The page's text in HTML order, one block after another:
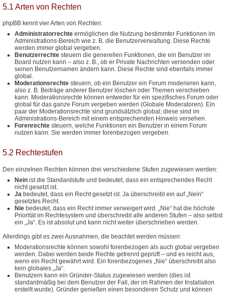
5.1 Arten von Rechten
phpBB kennt vier Arten von Rechten:
Administratorrechte ermöglichen die Nutzung bestimmter Funktionen im
Administrations-Bereich wie z. B. die Benutzerverwaltung. Diese Rechte
werden immer global vergeben.
Benutzerrechte steuern die generellen Funktionen, die ein Benutzer im
Board nutzen kann – also z. B., ob er Private Nachrichten versenden oder
seinen Benutzernamen ändern kann. Diese Rechte sind ebenfalls immer
global.
Moderationsrechte steuern, ob ein Benutzer ein Forum moderieren kann,
also z. B. Beiträge anderer Benutzer löschen oder Themen verschieben
kann. Moderationsrechte können entweder für ein spezifisches Forum oder
global für das ganze Forum vergeben werden (Globale Moderatoren). Ein
paar der Moderationsrechte sind grundsätzlich global; diese sind im
Administrations-Bereich mit einem entsprechenden Hinweis versehen.
Forenrechte steuern, welche Funktionen ein Benutzer in einem Forum
nutzen kann. Sie werden immer forenbezogen vergeben.
5.2 Rechtestufen
Den einzelnen Rechten können drei verschiedene Stufen zugewiesen werden:
Nein ist die Standardstufe und bedeutet, dass ein entsprechendes Recht
nicht gesetzt ist.
Ja bedeutet, dass ein Recht gesetzt ist. Ja überschreibt ein auf „Nein“
gesetztes Recht.
Nie bedeutet, dass ein Recht immer verweigert wird. „Nie“ hat die höchste
Priorität im Rechtesystem und überschreibt alle anderen Stufen – also selbst
ein „Ja“. Es ist absolut und kann nicht weiter überschrieben werden.
Allerdings gibt es zwei Ausnahmen, die beachtet werden müssen:
Moderationsrechte können sowohl forenbezogen als auch global vergeben
werden. Dabei werden beide Rechte getrennt geprüft – und es reicht aus,
wenn ein Recht gewährt wird. Ein forenbezogenes „Nie“ überschreibt also
kein globales „Ja“.
Benutzern kann ein Gründer-Status zugewiesen werden (dies ist
standardmäßig bei dem Benutzer der Fall, der im Rahmen der Installation
erstellt wurde). Gründer genießen einen besonderen Schutz und können